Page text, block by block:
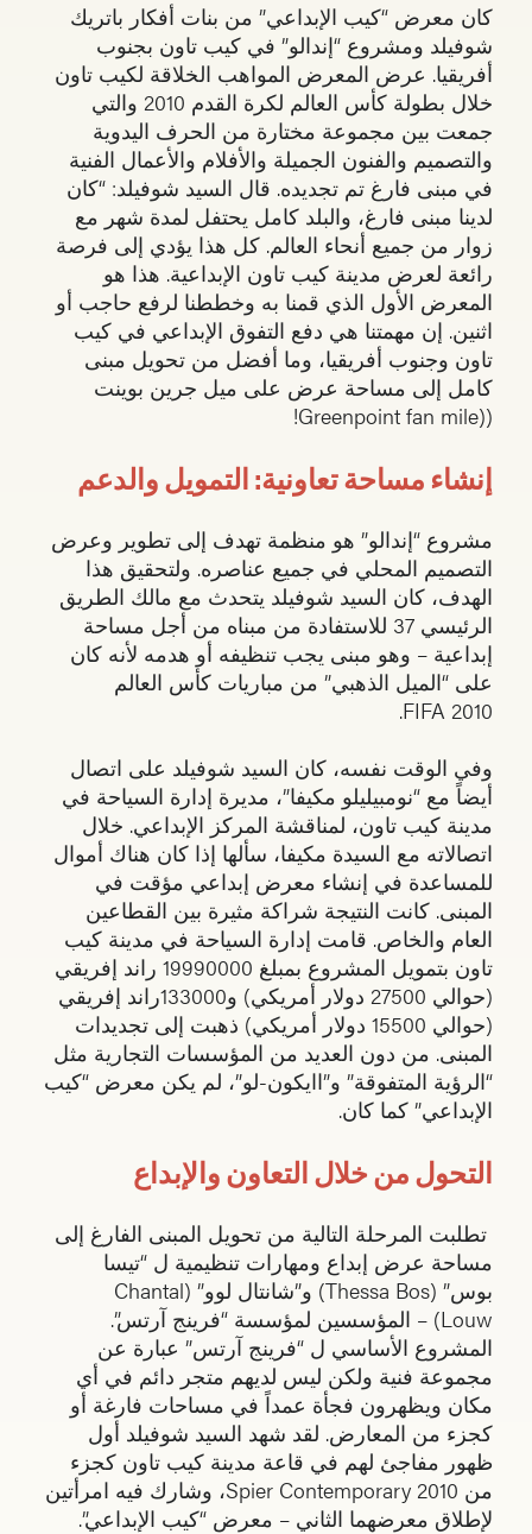
كان معرض “كيب الإبداعي” من بنات أفكار باتريك
شوفيلد ومشروع “إندالو” في كيب تاون بجنوب
أفريقيا. عرض المعرض المواهب الخلاقة لكيب تاون
خلال بطولة كأس العالم لكرة القدم 2010 والتي
جمعت بين مجموعة مختارة من الحرف اليدوية
والتصميم والفنون الجميلة والأفلام والأعمال الفنية
في مبنى فارغ تم تجديده. قال السيد شوفيلد: “كان
لدينا مبنى فارغ، والبلد كامل يحتفل لمدة شهر مع
زوار من جميع أنحاء العالم. كل هذا يؤدي إلى فرصة
رائعة لعرض مدينة كيب تاون الإبداعية. هذا هو
المعرض الأول الذي قمنا به وخططنا لرفع حاجب أو
اثنين. إن مهمتنا هي دفع التفوق الإبداعي في كيب
تاون وجنوب أفريقيا، وما أفضل من تحويل مبنى
كامل إلى مساحة عرض على ميل جرين بوينت
((Greenpoint fan mile!
إنشاء مساحة تعاونية: التمويل والدعم
مشروع “إندالو” هو منظمة تهدف إلى تطوير وعرض
التصميم المحلي في جميع عناصره. ولتحقيق هذا
الهدف، كان السيد شوفيلد يتحدث مع مالك الطريق
الرئيسي 37 للاستفادة من مبناه من أجل مساحة
إبداعية – وهو مبنى يجب تنظيفه أو هدمه لأنه كان
على “الميل الذهبي” من مباريات كأس العالم
2010 FIFA.
وفي الوقت نفسه، كان السيد شوفيلد على اتصال
أيضاً مع “نومبيليلو مكيفا”، مديرة إدارة السياحة في
مدينة كيب تاون، لمناقشة المركز الإبداعي. خلال
اتصالاته مع السيدة مكيفا، سألها إذا كان هناك أموال
للمساعدة في إنشاء معرض إبداعي مؤقت في
المبنى. كانت النتيجة شراكة مثيرة بين القطاعين
العام والخاص. قامت إدارة السياحة في مدينة كيب
تاون بتمويل المشروع بمبلغ 19990000 راند إفريقي
(حوالي 27500 دولار أمريكي) و133000راند إفريقي
(حوالي 15500 دولار أمريكي) ذهبت إلى تجديدات
المبنى. من دون العديد من المؤسسات التجارية مثل
“الرؤية المتفوقة” و”اايكون-لو”، لم يكن معرض “كيب
الإبداعي” كما كان.
التحول من خلال التعاون والإبداع
تطلبت المرحلة التالية من تحويل المبنى الفارغ إلى
مساحة عرض إبداع ومهارات تنظيمية ل “تيسا
بوس” (Thessa Bos) و”شانتال لوو” (Chantal
Louw) – المؤسسين لمؤسسة “فرينج آرتس”.
المشروع الأساسي ل “فرينج آرتس” عبارة عن
مجموعة فنية ولكن ليس لديهم متجر دائم في أي
مكان ويظهرون فجأة عمداً في مساحات فارغة أو
كجزء من المعارض. لقد شهد السيد شوفيلد أول
ظهور مفاجئ لهم في قاعة مدينة كيب تاون كجزء
من Spier Contemporary 2010، وشارك فيه امرأتين
لإطلاق معرضهما الثاني – معرض “كيب الإبداعي”.